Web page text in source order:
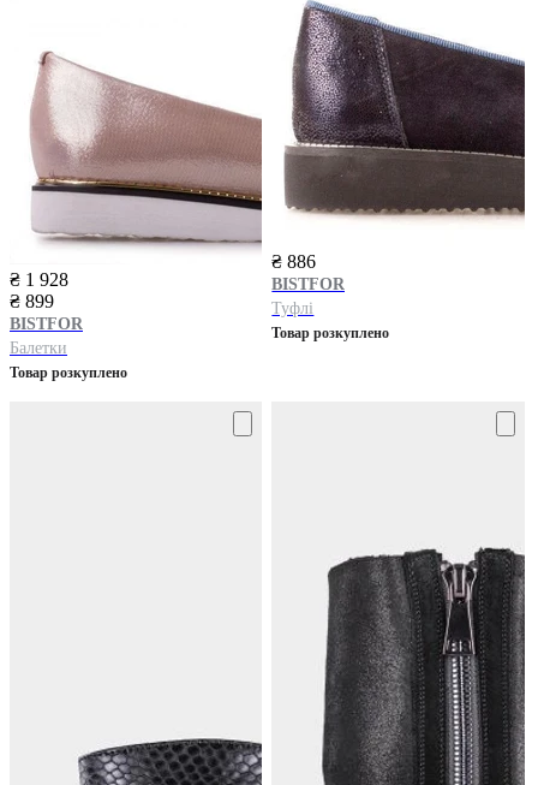
₴ 1 928
₴ 899
BISTFOR
Балетки
Товар розкуплено
₴ 886
BISTFOR
Туфлі
Товар розкуплено